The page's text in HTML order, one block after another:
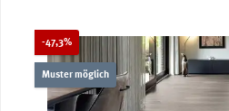
-47,3%Rabatt
Muster möglich